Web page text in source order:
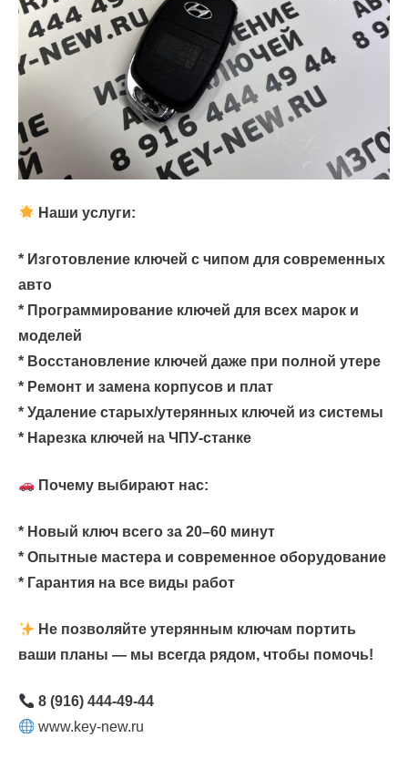
Наши услуги:
* Изготовление ключей с чипом для современных
авто
* Программирование ключей для всех марок и
моделей
* Восстановление ключей даже при полной утере
* Ремонт и замена корпусов и плат
* Удаление старых/утерянных ключей из системы
* Нарезка ключей на ЧПУ-станке
Почему выбирают нас:
* Новый ключ всего за 20–60 минут
* Опытные мастера и современное оборудование
* Гарантия на все виды работ
Не позволяйте утерянным ключам портить
ваши планы — мы всегда рядом, чтобы помочь!
8 (916) 444-49-44
www.key-new.ru